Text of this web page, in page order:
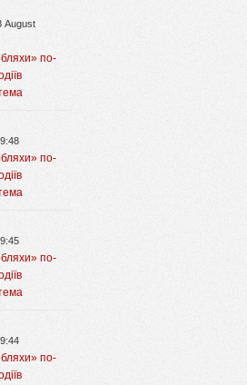
August
по-
по-
по-
по-